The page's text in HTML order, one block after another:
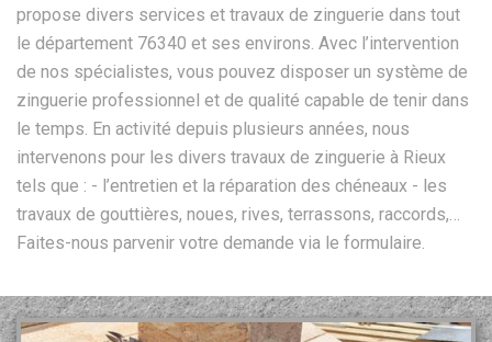
propose divers services et travaux de zinguerie dans tout
le département 76340 et ses environs. Avec l’intervention
de nos spécialistes, vous pouvez disposer un système de
zinguerie professionnel et de qualité capable de tenir dans
le temps. En activité depuis plusieurs années, nous
intervenons pour les divers travaux de zinguerie à Rieux
tels que : - l’entretien et la réparation des chéneaux - les
travaux de gouttières, noues, rives, terrassons, raccords,…
Faites-nous parvenir votre demande via le formulaire.